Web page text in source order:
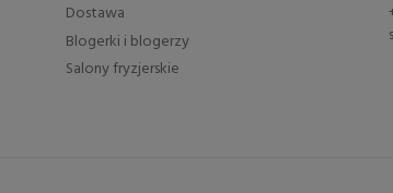
Dostawa
Blogerki i blogerzy
Salony fryzjerskie